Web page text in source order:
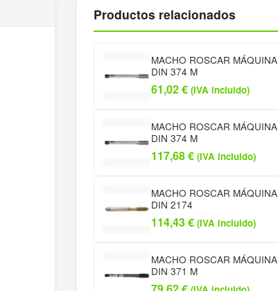
Productos relacionados
MACHO ROSCAR MÁQUINA
DIN 374 M
61,02€ (IVA incluido)
MACHO ROSCAR MÁQUINA
DIN 374 M
117,68€ (IVA incluido)
MACHO ROSCAR MÁQUINA
DIN 2174
114,43€ (IVA incluido)
MACHO ROSCAR MÁQUINA
DIN 371 M